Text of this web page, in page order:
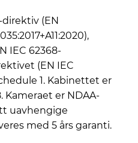
(EN
IEC 62368-
(EN IEC
1. Kabinettet er
Kameraet er NDAA-
uavhengige
med 5 års garanti.